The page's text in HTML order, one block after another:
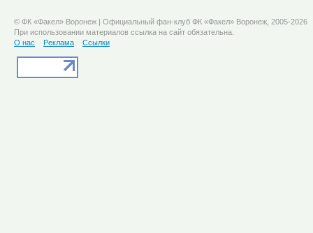
© ФК «Факел» Воронеж | Официальный фан-клуб ФК «Факел» Воронеж, 2005-2026
При использовании материалов ссылка на сайт обязательна.
О нас
Реклама Ссылки